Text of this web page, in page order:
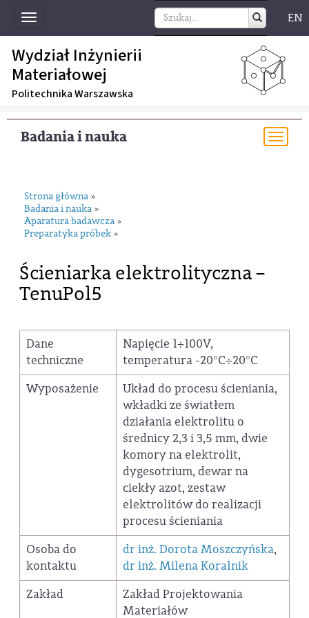
Toggle
navigation
EN
Wydział Inżynierii
Materiałowej
Politechnika Warszawska
Badania i nauka
Strona główna »
Badania i nauka »
Aparatura badawcza »
Preparatyka próbek »
Ścieniarka elektrolityczna –
TenuPol5
Dane
techniczne
Napięcie 1÷100V,
temperatura -20°C÷20°C
Wyposażenie
Układ do procesu ścieniania,
wkładki ze światłem
działania elektrolitu o
średnicy 2,3 i 3,5 mm, dwie
komory na elektrolit,
dygesotrium, dewar na
ciekły azot, zestaw
elektrolitów do realizacji
procesu ścieniania
Osoba do
kontaktu
dr inż. Dorota Moszczyńska,
dr inż. Milena Koralnik
Zakład
Zakład Projektowania
Materiałów